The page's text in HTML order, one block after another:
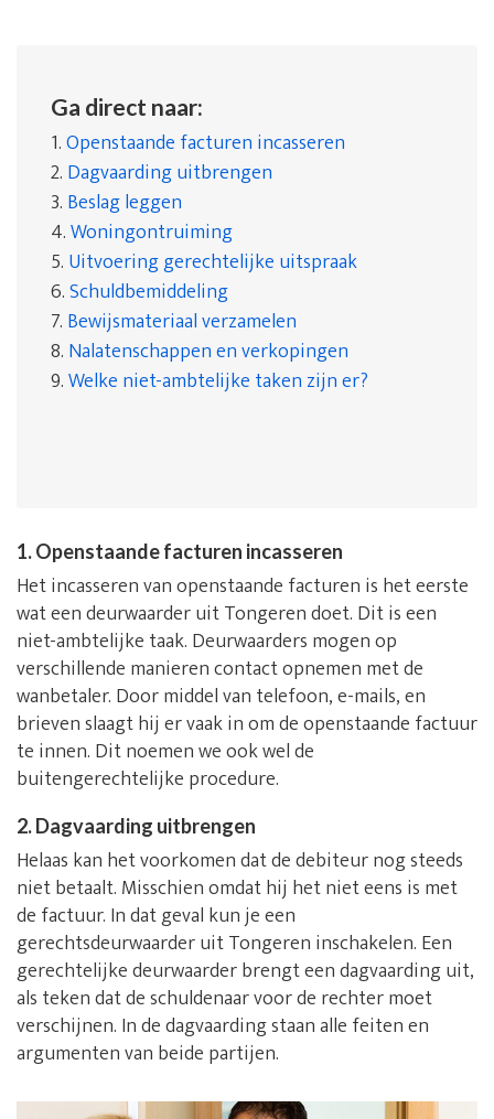
Ga direct naar:
1.Openstaande facturen incasseren
2. Dagvaarding uitbrengen
3. Beslag leggen
4.Woningontruiming
5. Uitvoering gerechtelijke uitspraak
6.Schuldbemiddeling
7. Bewijsmateriaal verzamelen
8. Nalatenschappen en verkopingen
9.Welke niet-ambtelijke taken zijn er?
1. Openstaande facturen incasseren
Het incasseren van openstaande facturen is het eerste
wat een deurwaarder uit Tongeren doet. Dit is een
niet-ambtelijke taak. Deurwaarders mogen op
verschillende manieren contact opnemen met de
wanbetaler. Door middel van telefoon, e-mails, en
brieven slaagt hij er vaak in om de openstaande factuur
te innen. Dit noemen we ook wel de
buitengerechtelijke procedure.
2. Dagvaarding uitbrengen
Helaas kan het voorkomen dat de debiteur nog steeds
niet betaalt. Misschien omdat hij het niet eens is met
de factuur. In dat geval kun je een
gerechtsdeurwaarder uit Tongeren inschakelen. Een
gerechtelijke deurwaarder brengt een dagvaarding uit,
als teken dat de schuldenaar voor de rechter moet
verschijnen. In de dagvaarding staan alle feiten en
argumenten van beide partijen.